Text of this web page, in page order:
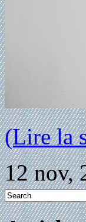
(Lire la
12 nov,